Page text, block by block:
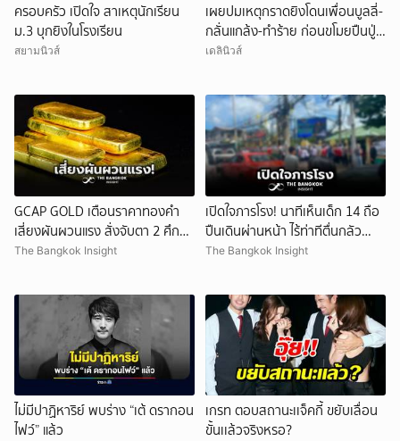
ครอบครัว เปิดใจ สาเหตุนักเรียน
ม.3 บุกยิงในโรงเรียน
สยามนิวส์
เผยปมเหตุกราดยิงโดนเพื่อนบูลลี่-
กลั่นแกล้ง-ทำร้าย ก่อนขโมยปืนปู่
ก่อเหตุ
เดลินิวส์
GCAP GOLD เตือนราคาทองคำ
เสี่ยงผันผวนแรง สั่งจับตา 2 ศึก
สำคัญ!
The Bangkok Insight
เปิดใจภารโรง! นาทีเห็นเด็ก 14 ถือ
ปืนเดินผ่านหน้า ไร้ท่าทีตื่นกลัว
ก่อนหลบตำรวจขึ้นอีกอาคาร
The Bangkok Insight
ไม่มีปาฏิหาริย์ พบร่าง “เต้ ดรากอน
ไฟว์” แล้ว
เกรท ตอบสถานะเเจ็คกี้ ขยับเลื่อน
ขั้นเเล้วจริงหรอ?